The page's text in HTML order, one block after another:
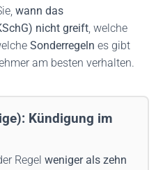
wann das
nicht greift, welche
Sonderregeln es gibt
am besten verhalten.
Kündigung im
Regel weniger als zehn